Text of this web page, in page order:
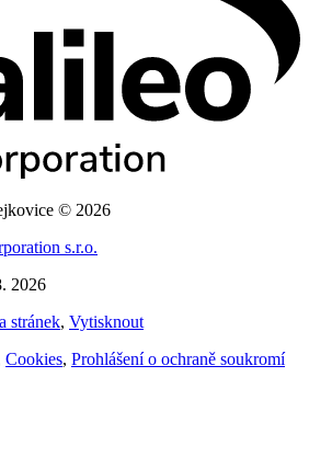
© 2026
s.r.o.
2026
stránek, Vytisknout
Cookies, Prohlášení o ochraně soukromí